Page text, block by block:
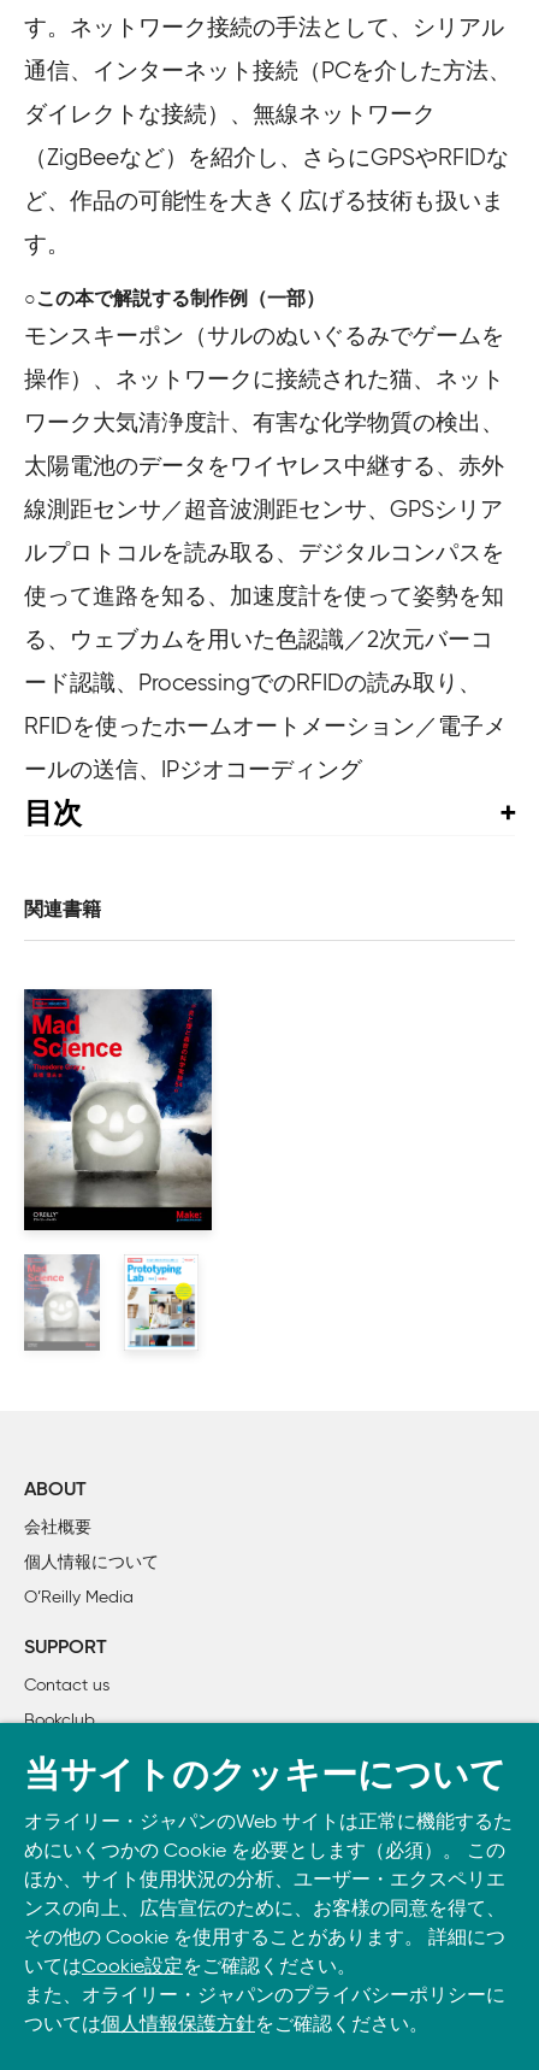
す。ネットワーク接続の手法として、シリアル
通信、インターネット接続（PCを介した方法、
ダイレクトな接続）、無線ネットワーク
（ZigBeeなど）を紹介し、さらにGPSやRFIDな
ど、作品の可能性を大きく広げる技術も扱いま
す。
○この本で解説する制作例（一部）
モンスキーポン（サルのぬいぐるみでゲームを
操作）、ネットワークに接続された猫、ネット
ワーク大気清浄度計、有害な化学物質の検出、
太陽電池のデータをワイヤレス中継する、赤外
線測距センサ／超音波測距センサ、GPSシリア
ルプロトコルを読み取る、デジタルコンパスを
使って進路を知る、加速度計を使って姿勢を知
る、ウェブカムを用いた色認識／2次元バーコ
ード認識、ProcessingでのRFIDの読み取り、
RFIDを使ったホームオートメーション／電子メ
ールの送信、IPジオコーディング
目次
この本を読むために必要な知識
この本の内容
サンプルコードの利用
回路例の利用
謝辞
1章　ツールについて
    始まりは、あなたの触れるもの
    パルスについて
    いろいろな形の大きさとコンピュータ
    ツール
    コマンドラインの使い方
    終わりは、あなたの触れるもの
    アプリケーションレイヤの実例
    　Project 1：モンスキーポン
    　Project 2：無線モンスキーポン
    　Project 3：Bluetoothのネゴシエーション
3章　より複雑なネットワーク
    ネットワークのマップとアドレス
    クライアント、サーバ、そしてメッセージプロトコル
    　Project 4：ネットワークに接続された猫
    まとめ
4章  ママ見て、コンピュータがないよ！
    マイクロコントローラをインターネットに接続する
    ネットワークモジュールとは
    　Project 5：ハロー、インターネット
    組み込みネットワーククライアント
    　Project 6：ネットワーク大気清浄度計
関連書籍
ABOUT
会社概要
個人情報について
O’Reilly Media
SUPPORT
Contact us
Bookclub
書籍注文
Take O’Reilly with you and learn anywhere, anytime on your
phone
and tablet.
当サイトのクッキーについて
オライリー・ジャパンのWeb サイトは正常に機能するた
めにいくつかの Cookie を必要とします（必須）。 この
ほか、サイト使用状況の分析、ユーザー・エクスペリエ
ンスの向上、広告宣伝のために、お客様の同意を得て、
その他の Cookie を使用することがあります。 詳細につ
いてはCookie設定をご確認ください。
また、オライリー・ジャパンのプライバシーポリシーに
ついては個人情報保護方針をご確認ください。